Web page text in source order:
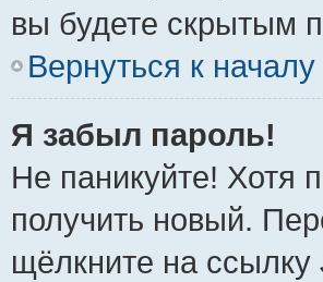
вы будете скрытым
Вернуться к началу
Я забыл пароль!
Не паникуйте! Хотя
получить новый.
щёлкните на ссылку